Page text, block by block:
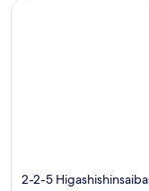
2-2-5